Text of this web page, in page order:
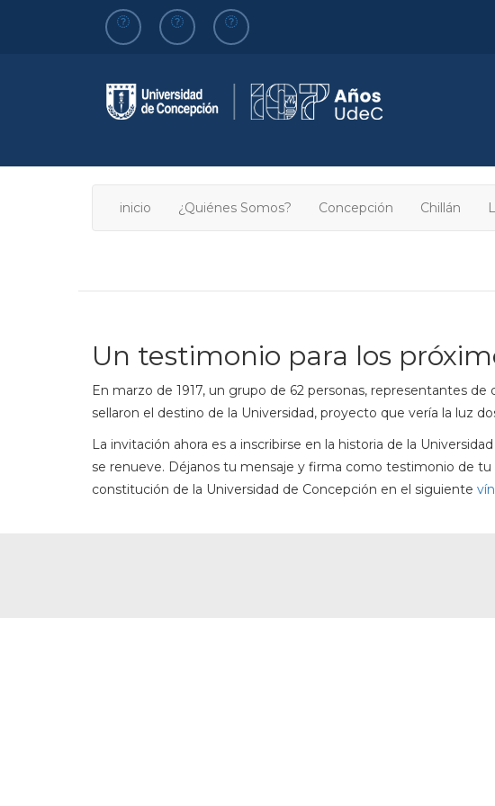
inicio ¿Quiénes Somos? Concepción Chillán
Un testimonio para los
En marzo de 1917, un grupo de 62 personas, representantes
sellaron el destino de la Universidad, proyecto que vería la luz
La invitación ahora es a inscribirse en la historia de la
se renueve. Déjanos tu mensaje y firma como testimonio de
constitución de la Universidad de Concepción en el siguiente